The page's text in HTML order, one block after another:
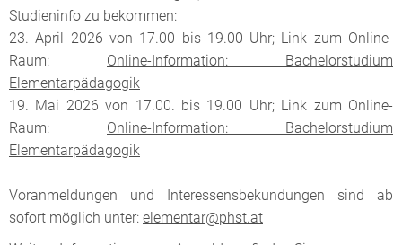
Studieninfo zu bekommen:
23. April 2026 von 17.00 bis 19.00 Uhr; Link zum Online-
Raum: Online-Information: Bachelorstudium
Elementarpädagogik
19. Mai 2026 von 17.00. bis 19.00 Uhr; Link zum Online-
Raum: Online-Information: Bachelorstudium
Elementarpädagogik
Voranmeldungen und Interessensbekundungen sind ab
sofort möglich unter: elementar@phst.at